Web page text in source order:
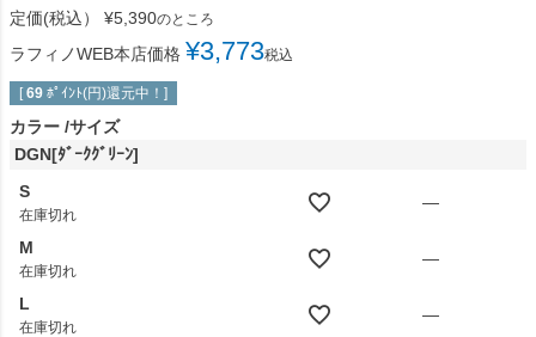
定価(税込） ¥5,390のところ
ラフィノWEB本店価格 ¥3,773税込
[ 69 ﾎﾟｲﾝﾄ(円)還元中！]
カラー サイズ
DGN[ﾀﾞｰｸｸﾞﾘｰﾝ]
S
在庫切れ
—
M
在庫切れ
—
L
在庫切れ
—